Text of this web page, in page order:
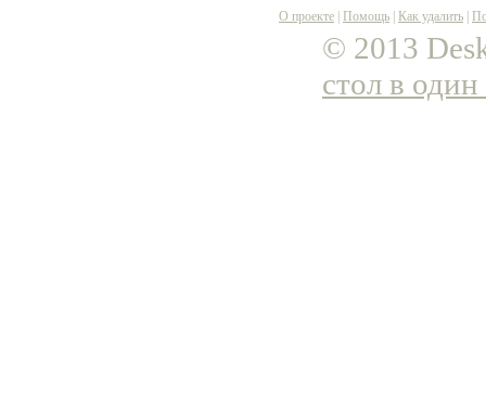
О проекте Помощь Как удалить
© 2013
стол в